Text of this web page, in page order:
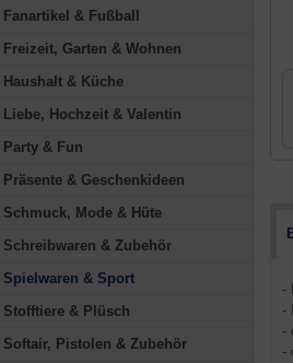
Fanartikel & Fußball
Freizeit, Garten & Wohnen
Haushalt & Küche
Liebe, Hochzeit & Valentin
Party & Fun
Präsente & Geschenkideen
Schmuck, Mode & Hüte
Schreibwaren & Zubehör
Spielwaren & Sport
Stofftiere & Plüsch
Softair, Pistolen & Zubehör
-
-
-
-